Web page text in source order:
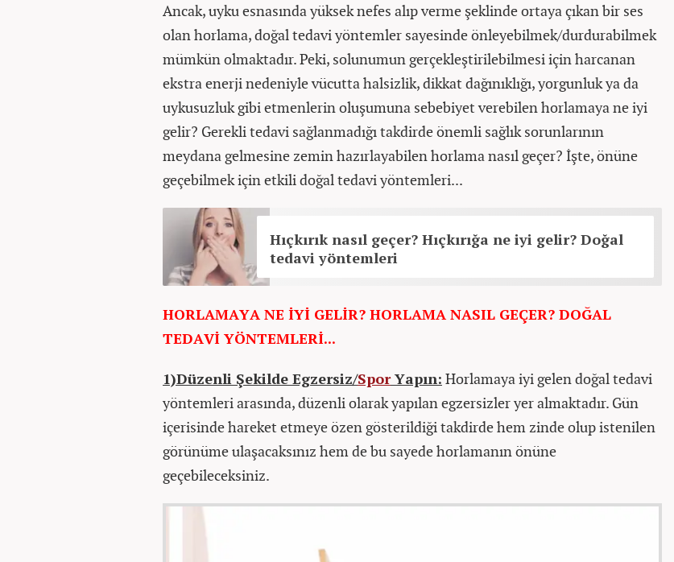
Ancak, uyku esnasında yüksek nefes alıp verme şeklinde ortaya çıkan bir ses
olan horlama, doğal tedavi yöntemler sayesinde önleyebilmek/durdurabilmek
mümkün olmaktadır. Peki, solunumun gerçekleştirilebilmesi için harcanan
ekstra enerji nedeniyle vücutta halsizlik, dikkat dağınıklığı, yorgunluk ya da
uykusuzluk gibi etmenlerin oluşumuna sebebiyet verebilen horlamaya ne iyi
gelir? Gerekli tedavi sağlanmadığı takdirde önemli sağlık sorunlarının
meydana gelmesine zemin hazırlayabilen horlama nasıl geçer? İşte, önüne
geçebilmek için etkili doğal tedavi yöntemleri...
Hıçkırık nasıl geçer? Hıçkırığa ne iyi gelir? Doğal
tedavi yöntemleri
HORLAMAYA NE İYİ GELİR? HORLAMA NASIL GEÇER? DOĞAL
TEDAVİ YÖNTEMLERİ...
1)Düzenli Şekilde Egzersiz/SporYapın: Horlamaya iyi gelen doğal tedavi
yöntemleri arasında, düzenli olarak yapılan egzersizler yer almaktadır. Gün
içerisinde hareket etmeye özen gösterildiği takdirde hem zinde olup istenilen
görünüme ulaşacaksınız hem de bu sayede horlamanın önüne
geçebileceksiniz.